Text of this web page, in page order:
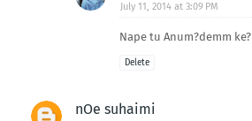
July 11, 2014 at 3:09 PM
Nape tu Anum?demm ke?
Delete
nOe suhaimi